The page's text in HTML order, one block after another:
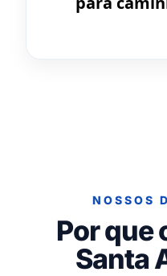
NOSSOS
Por que
Santa